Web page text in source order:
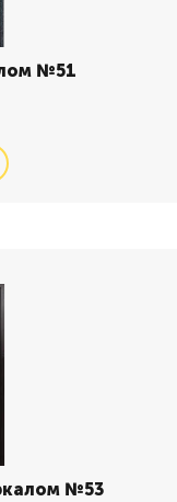
№51
№53